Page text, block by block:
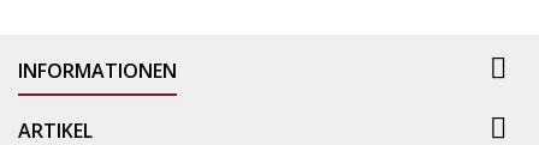
INFORMATIONEN 
ARTIKEL 